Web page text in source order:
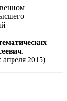
.
2015)